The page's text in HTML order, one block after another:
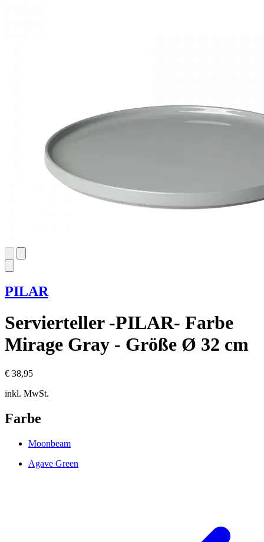
PILAR
Servierteller -PILAR- Farbe
Mirage Gray - Größe Ø 32 cm
€ 38,95
inkl. MwSt.
Farbe
Moonbeam
Agave Green